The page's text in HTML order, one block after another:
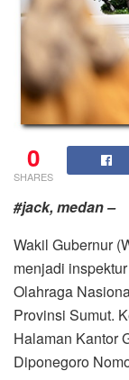
0
SHARES
#jack, medan –
Wakil Gubernur
menjadi
Olahraga
Provinsi Sumut.
Halaman Kantor
Diponegoro